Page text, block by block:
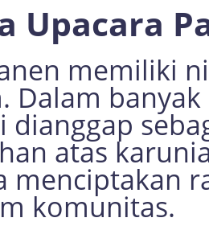
Upacara
memiliki
Dalam
dianggap
atas
menciptakan
komunitas.